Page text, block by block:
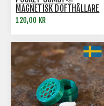
MAGNETISK DOFTHÅLLARE
3-PACK SVART
120,00 KR